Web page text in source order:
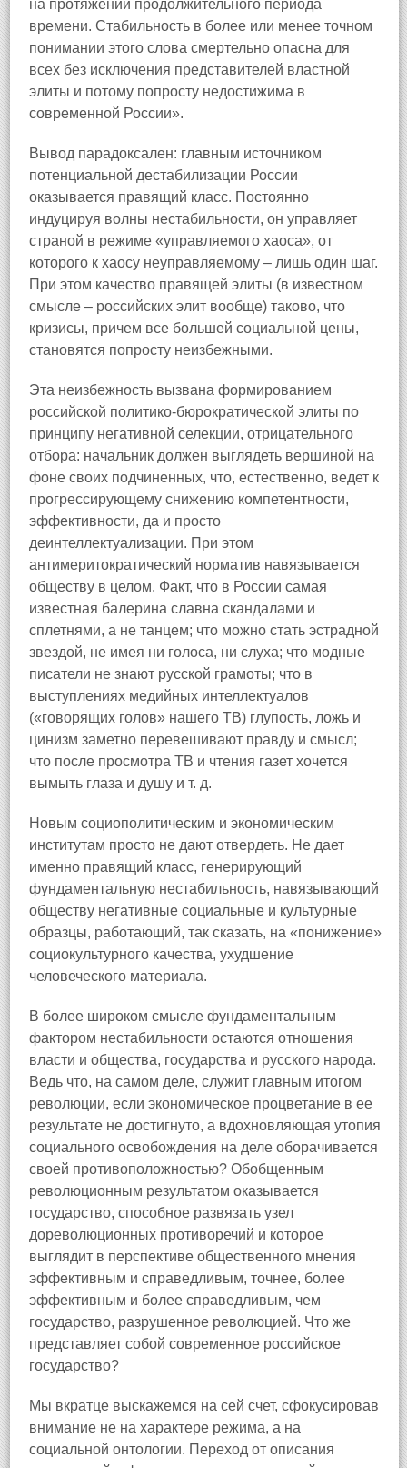
на протяжении продолжительного периода
времени. Стабильность в более или менее точном
понимании этого слова смертельно опасна для
всех без исключения представителей властной
элиты и потому попросту недостижима в
современной России».
Вывод парадоксален: главным источником
потенциальной дестабилизации России
оказывается правящий класс. Постоянно
индуцируя волны нестабильности, он управляет
страной в режиме «управляемого хаоса», от
которого к хаосу неуправляемому – лишь один шаг.
При этом качество правящей элиты (в известном
смысле – российских элит вообще) таково, что
кризисы, причем все большей социальной цены,
становятся попросту неизбежными.
Эта неизбежность вызвана формированием
российской политико-бюрократической элиты по
принципу негативной селекции, отрицательного
отбора: начальник должен выглядеть вершиной на
фоне своих подчиненных, что, естественно, ведет к
прогрессирующему снижению компетентности,
эффективности, да и просто
деинтеллектуализации. При этом
антимеритократический норматив навязывается
обществу в целом. Факт, что в России самая
известная балерина славна скандалами и
сплетнями, а не танцем; что можно стать эстрадной
звездой, не имея ни голоса, ни слуха; что модные
писатели не знают русской грамоты; что в
выступлениях медийных интеллектуалов
(«говорящих голов» нашего ТВ) глупость, ложь и
цинизм заметно перевешивают правду и смысл;
что после просмотра ТВ и чтения газет хочется
вымыть глаза и душу и т. д.
Новым социополитическим и экономическим
институтам просто не дают отвердеть. Не дает
именно правящий класс, генерирующий
фундаментальную нестабильность, навязывающий
обществу негативные социальные и культурные
образцы, работающий, так сказать, на «понижение»
социокультурного качества, ухудшение
человеческого материала.
В более широком смысле фундаментальным
фактором нестабильности остаются отношения
власти и общества, государства и русского народа.
Ведь что, на самом деле, служит главным итогом
революции, если экономическое процветание в ее
результате не достигнуто, а вдохновляющая утопия
социального освобождения на деле оборачивается
своей противоположностью? Обобщенным
революционным результатом оказывается
государство, способное развязать узел
дореволюционных противоречий и которое
выглядит в перспективе общественного мнения
эффективным и справедливым, точнее, более
эффективным и более справедливым, чем
государство, разрушенное революцией. Что же
представляет собой современное российское
государство?
Мы вкратце выскажемся на сей счет, сфокусировав
внимание не на характере режима, а на
социальной онтологии. Переход от описания